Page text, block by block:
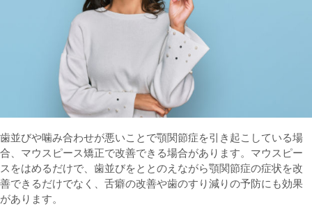
歯並びや噛み合わせが悪いことで顎関節症を引き起こしている場
合、マウスピース矯正で改善できる場合があります。マウスピー
スをはめるだけで、歯並びをととのえながら顎関節症の症状を改
善できるだけでなく、舌癖の改善や歯のすり減りの予防にも効果
があります。